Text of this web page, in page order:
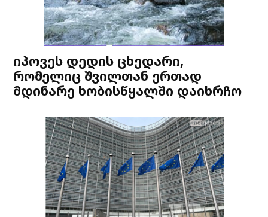
იპოვეს დედის ცხედარი,
რომელიც შვილთან ერთად
მდინარე ხობისწყალში დაიხრჩო